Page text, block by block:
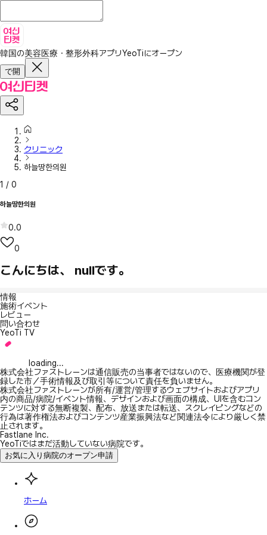
韓国の美容医療・整形外科アプリYeoTiにオープン
で開
クリニック
하늘땅한의원
1 / 0
하늘땅한의원
0.0
0
こんにちは、 nullです。
情報
施術イベント
レビュー
問い合わせ
YeoTi TV
loading...
株式会社ファストレーンは通信販売の当事者ではないので、医療機関が登
録した市／手術情報及び取引等について責任を負いません。
株式会社ファストレーンが所有/運営/管理するウェブサイトおよびアプリ
内の商品/病院/イベント情報、デザインおよび画面の構成、UIを含むコン
テンツに対する無断複製、配布、放送または転送、スクレイピングなどの
行為は著作権法およびコンテンツ産業振興法など関連法令により厳しく禁
止されます。
Fastlane Inc.
YeoTiではまだ活動していない病院です。
お気に入り病院のオープン申請
ホーム